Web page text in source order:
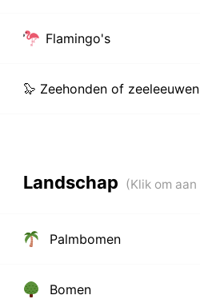
Flamingo's
🦭 Zeehonden of zeeleeuwen
Landschap
Palmbomen
Bomen